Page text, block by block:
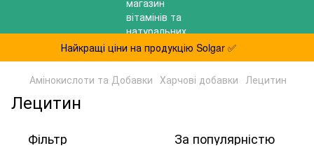
Найкращі ціни на продукцію Solgar ✅
Амінокислоти та Добавки Харчові добавки Лецитин
Лецитин
Фільтр За популярністю